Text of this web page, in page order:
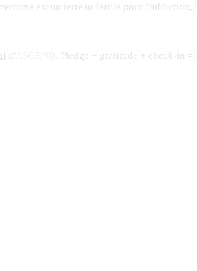
est un terreau fertile pour
d' . Pledge + gratitude + check-in